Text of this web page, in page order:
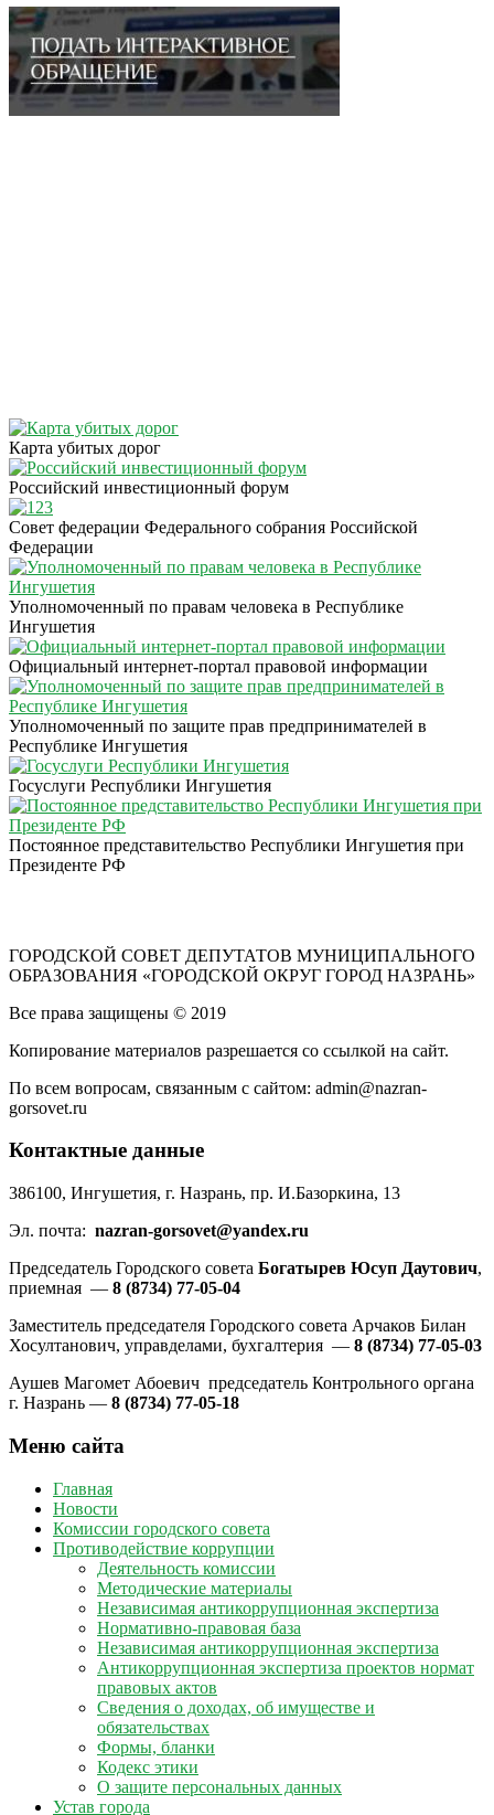
Карта убитых дорог
Российский инвестиционный форум
Совет федерации Федерального собрания Российской
Федерации
Уполномоченный по правам человека в Республике
Ингушетия
Официальный интернет-портал правовой информации
Уполномоченный по защите прав предпринимателей в
Республике Ингушетия
Госуслуги Республики Ингушетия
Постоянное представительство Республики Ингушетия при
Президенте РФ
ГОРОДСКОЙ СОВЕТ ДЕПУТАТОВ МУНИЦИПАЛЬНОГО
ОБРАЗОВАНИЯ «ГОРОДСКОЙ ОКРУГ ГОРОД НАЗРАНЬ»
Все права защищены © 2019
Копирование материалов разрешается со ссылкой на сайт.
По всем вопросам, связанным с сайтом: admin@nazran-
gorsovet.ru
Контактные данные
386100, Ингушетия, г. Назрань, пр. И.Базоркина, 13
Эл. почта: nazran-gorsovet@yandex.ru
Председатель Городского совета Богатырев Юсуп Даутович,
приемная — 8 (8734) 77-05-04
Заместитель председателя Городского совета Арчаков Билан
Хосултанович, управделами, бухгалтерия — 8 (8734) 77-05-03
Аушев Магомет Абоевич председатель Контрольного органа
г. Назрань — 8 (8734) 77-05-18
Меню сайта
Главная
Новости
Комиссии городского совета
Противодействие коррупции
Деятельность комиссии
Методические материалы
Независимая антикоррупционная экспертиза
Нормативно-правовая база
Независимая антикоррупционная экспертиза
Антикоррупционная экспертиза проектов нормат
правовых актов
Сведения о доходах, об имуществе и
обязательствах
Формы, бланки
Кодекс этики
О защите персональных данных
Устав города